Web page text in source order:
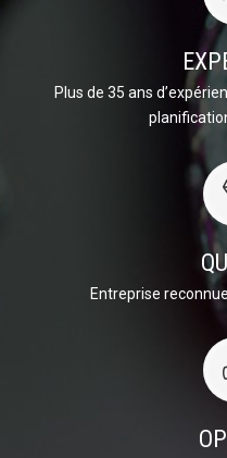
Plus de 35 ans
Entreprise